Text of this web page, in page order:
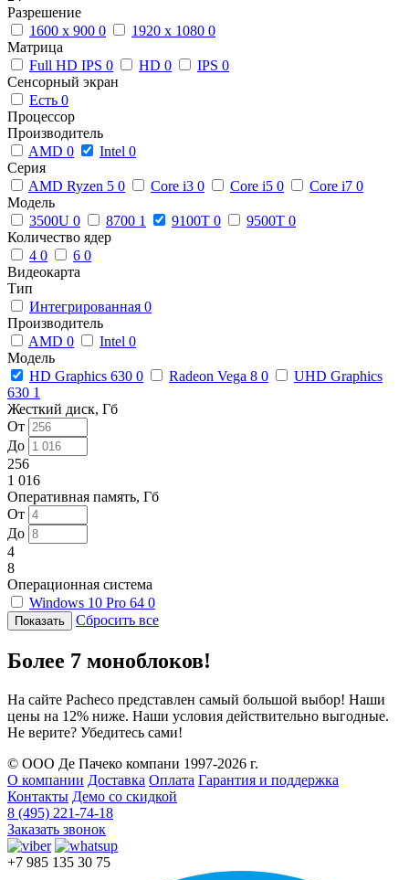
Разрешение
1600 x 900 0 1920 x 1080 0
Матрица
Full HD IPS 0 HD 0 IPS 0
Сенсорный экран
Есть 0
Процессор
Производитель
AMD 0 Intel 0
Серия
AMD Ryzen 5 0 Core i3 0 Core i5 0 Core i7 0
Модель
3500U 0 8700 1 9100T 0 9500T 0
Количество ядер
4 0 6 0
Видеокарта
Тип
Интегрированная 0
Производитель
AMD 0 Intel 0
Модель
HD Graphics 630 0 Radeon Vega 8 0
UHD Graphics
630 1
Жесткий диск, Гб
От
До
256
1 016
Оперативная память, Гб
От
До
4
8
Операционная система
Windows 10 Pro 64 0
Сбросить все
Более 7 моноблоков!
На сайте Pacheco представлен самый большой выбор! Наши
цены на 12% ниже. Наши условия действительно выгодные.
Не верите? Убедитесь сами!
© ООО Де Пачеко компани 1997-2026 г.
О компании Доставка Оплата Гарантия и поддержка
Контакты Демо со скидкой
8 (495) 221-74-18
Заказать звонок
+7 985 135 30 75